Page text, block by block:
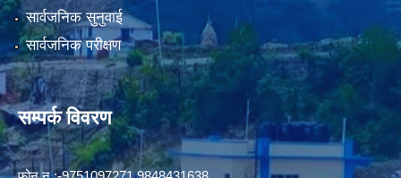
सार्वजनिक सुनुवाई
सार्वजनिक परीक्षण
सम्पर्क विवरण